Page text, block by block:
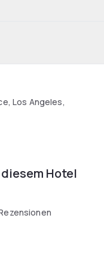
Los Angeles,
Hotel